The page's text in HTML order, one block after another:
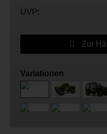
UVP:
Zur
Variationen